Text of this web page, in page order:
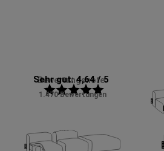
Bewertungsnote:
Sehr gut: 4,64 / 5
starstarstarstarstar
1.470 Bewertungen